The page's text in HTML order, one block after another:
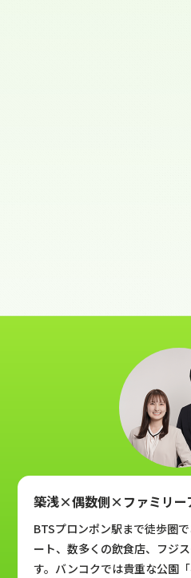
築浅×偶数側×ファミリー
BTSプロンポン駅まで徒歩圏
ート、数多くの飲食店、フジ
す。バンコクでは貴重な公園